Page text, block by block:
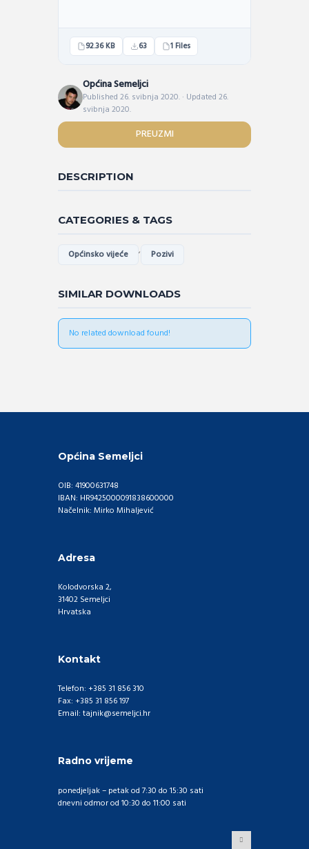
92.36 KB 63 1 Files
Općina Semeljci
Published 26. svibnja 2020. · Updated 26.
svibnja 2020.
PREUZMI
DESCRIPTION
CATEGORIES & TAGS
Općinsko vijeće , Pozivi
SIMILAR DOWNLOADS
No related download found!
Općina Semeljci
OIB: 41900631748
IBAN: HR9425000091838600000
Načelnik: Mirko Mihaljević
Adresa
Kolodvorska 2,
31402 Semeljci
Hrvatska
Kontakt
Telefon: +385 31 856 310
Fax: +385 31 856 197
Email: tajnik@semeljci.hr
Radno vrijeme
ponedjeljak – petak od 7:30 do 15:30 sati
dnevni odmor od 10:30 do 11:00 sati